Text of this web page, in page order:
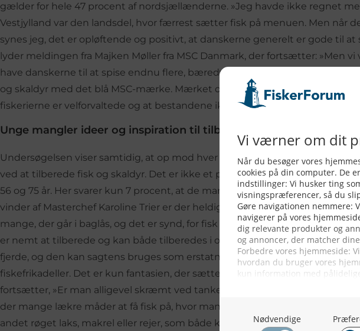
gælder for hele 47 procent af nordsjællænderne. »Jeg havde ikke regnet
Vestjylland var den landsdel, hvor færrest sætter fisk på menuen. Men når
synes jeg, det er opløftende og positivt, at danskerne generelt er gode til at
lyder meldingen fra Majken Møller fra MSC Danmark, der fortsætter: »Men vi
have danskerne til at spise endnu flere, bæredygtige fisk. Det kan de, hvis
og skaldyr med det blå MSC-mærke. Mærket den blå fisk er forbrugernes
fiskerierne er velforvaltede og at bestandene ikke er overfiskede.«
Unge mangler ideer og inspiration til tilberedning af fisk
Undersøgelsen viser samtidig, at op mod hver femte af de unge mellem 18
ved at tilberede fisk og skaldyr. Det er ikke et problem hos den ældre
56 og 75 år. Her svarer kun 7 procent, at de mangler ideer til retter med fisk.
vinder af Masterchef Karoline Trier er der heldigvis råd at hente: »Siger man
mange, der går i baglås, og det er synd, for fisk er både sundt og utroligt
er nemt at tilberede og kan både tilberedes i ovnen, på panden, på grillen
fjerde, og den kan sagtens bruges som erstatning for kød i fx lasagne eller
fiskefrikadeller. Det er kun fantasien, der sætter grænser,« fortæller Karoline
fortsætter, »Er man alligevel skræmt ved tanken om at skulle tilberede sin
der mange lækre måder at få fisk på, hvor man ikke behøver svinge pot og
andet røget laks, makrel eller rejer, som både kan bruges i retter om